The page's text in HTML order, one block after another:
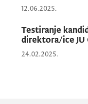
12.06.2025.
Testiranje
direktora/ice JU
24.02.2025.